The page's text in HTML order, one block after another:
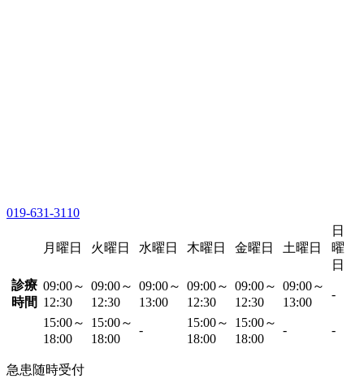
019-631-3110
月曜日 火曜日 水曜日 木曜日 金曜日 土曜日
日
曜
日
診療
時間
09:00～
12:30
09:00～
12:30
09:00～
13:00
09:00～
12:30
09:00～
12:30
09:00～
13:00
-
15:00～
18:00
15:00～
18:00
-
15:00～
18:00
15:00～
18:00
- -
急患随時受付